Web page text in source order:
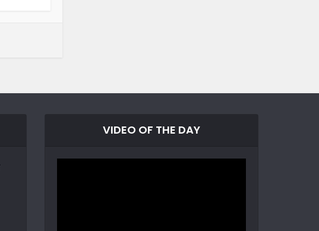
VIDEO OF THE DAY